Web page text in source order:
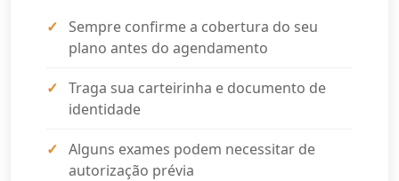
Sempre confirme a cobertura do seu
plano antes do agendamento
Traga sua carteirinha e documento de
identidade
Alguns exames podem necessitar de
autorização prévia